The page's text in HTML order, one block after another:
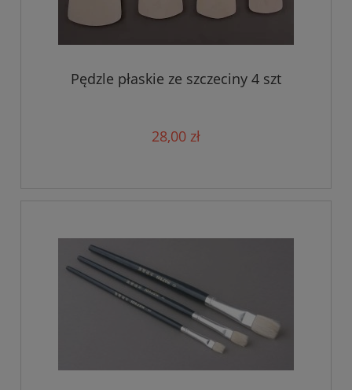
Pędzle płaskie ze szczeciny 4 szt
28,00 zł